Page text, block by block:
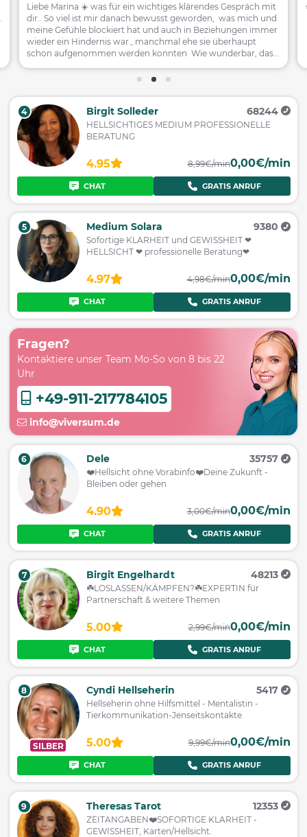
Liebe Marina ☀️ was für ein wichtiges klärendes Gespräch mit
dir.. So viel ist mir danach bewusst geworden, was mich und
meine Gefühle blockiert hat und auch in Beziehungen immer
wieder ein Hindernis war., manchmal ehe sie überhaupt
schon aufgenommen werden konnten Wie wunderbar, dass
Fragen?
Kontaktiere unser Team Mo-So von 8 bis 22
Uhr
+49-911-217784105
info@viversum.de
4 Birgit Solleder 68244
HELLSICHTIGES MEDIUM PROFESSIONELLE
BERATUNG
4.95 8,99€/min0,00€/min
CHAT GRATIS ANRUF
5 Medium Solara 9380
Sofortige KLARHEIT und GEWISSHEIT ❤
HELLSICHT ❤ professionelle Beratung❤
4.97 4,98€/min0,00€/min
CHAT GRATIS ANRUF
6 Dele 35757
❤️️Hellsicht ohne Vorabinfo❤️️Deine Zukunft -
Bleiben oder gehen
4.90 3,00€/min0,00€/min
CHAT GRATIS ANRUF
7 Birgit Engelhardt 48213
☘️LOSLASSEN/KÄMPFEN?☘️EXPERTIN für
Partnerschaft & weitere Themen
5.00 2,99€/min0,00€/min
CHAT GRATIS ANRUF
SILBER
8 Cyndi Hellseherin 5417
Hellseherin ohne Hilfsmittel - Mentalistin -
Tierkommunikation-Jenseitskontakte
5.00 9,99€/min0,00€/min
CHAT GRATIS ANRUF
9 Theresas Tarot 12353
ZEITANGABEN❤️SOFORTIGE KLARHEIT -
GEWISSHEIT, Karten/Hellsicht.